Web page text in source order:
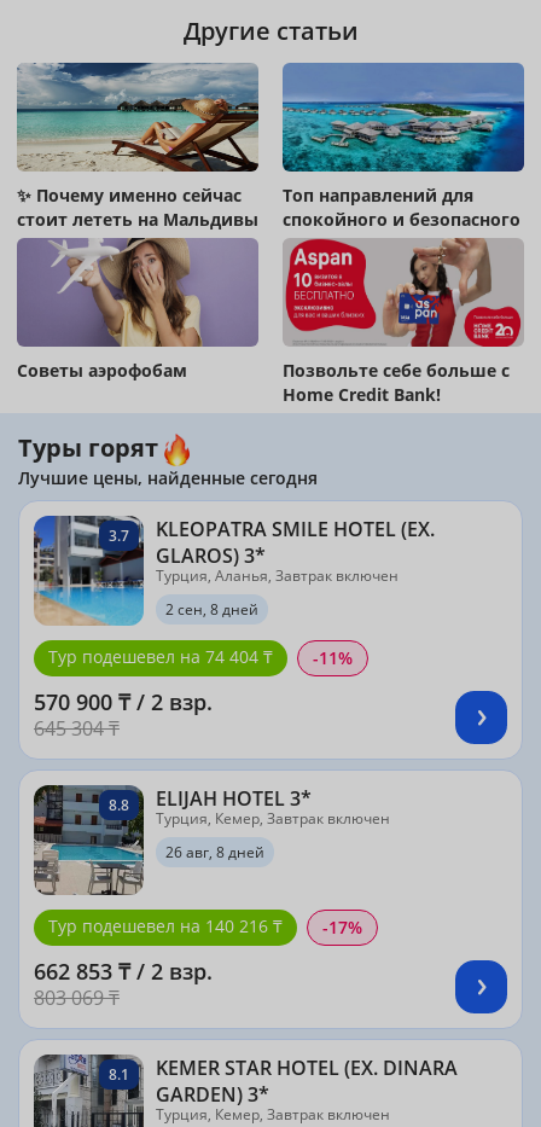
Другие статьи
✨ Почему именно сейчас
стоит лететь на Мальдивы
Топ направлений для
спокойного и безопасного
отдыха !
Советы аэрофобам
Позвольте себе больше с
Home Credit Bank!
Туры горят
Лучшие цены, найденные сегодня
3.7
KLEOPATRA SMILE HOTEL (EX.
GLAROS) 3*
Турция, Аланья, Завтрак включен
2 сен, 8 дней
Тур подешевел на 74 404 ₸ -11%
570 900 ₸ / 2 взр.
645 304 ₸
8.8 ELIJAH HOTEL 3*
Турция, Кемер, Завтрак включен
26 авг, 8 дней
Тур подешевел на 140 216 ₸ -17%
662 853 ₸ / 2 взр.
803 069 ₸
8.1
KEMER STAR HOTEL (EX. DINARA
GARDEN) 3*
Турция, Кемер, Завтрак включен